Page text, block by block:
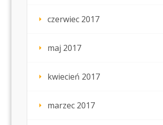
czerwiec 2017
maj 2017
kwiecień 2017
marzec 2017